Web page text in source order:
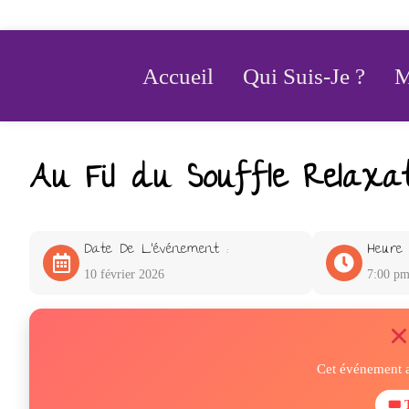
Accueil Qui Suis-Je ?
Au Fil du Souffle
Date De L'événement :
10 février 2026 7:00
Cet événement
🎟